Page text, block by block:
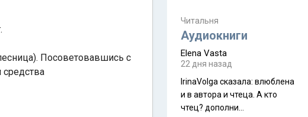
Посоветовавшись с
краешек, но все же схватила
ауру штата, как-то он меня
природа, мягкие
такая как бы переходная
ступень между привычной
нам Индией и остальными
Читальня
Аудиокниги
Elena Vasta
22 дня назад
IrinaVolga сказалa: влюблена
и в автора и чтеца. А кто
чтец? дополни